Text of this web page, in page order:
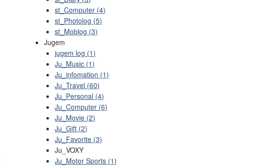
st_Computer (4)
st_Photolog (5)
st_Moblog (3)
Jugem
jugem log (1)
Ju_Music (1)
Ju_infomation (1)
Ju_Travel (60)
Ju_Personal (4)
Ju_Computer (6)
Ju_Movie (2)
Ju_Gift (2)
Ju_Favorite (3)
Ju_VOXY
Ju_Motor Sports (1)